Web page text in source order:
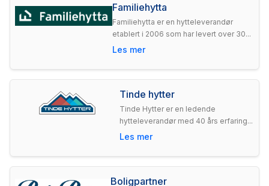
Familiehytta
Familiehytta er en hytteleverandør
etablert i 2006 som har levert over 30...
Les mer
Tinde hytter
Tinde Hytter er en ledende
hytteleverandør med 40 års erfaring...
Les mer
Boligpartner